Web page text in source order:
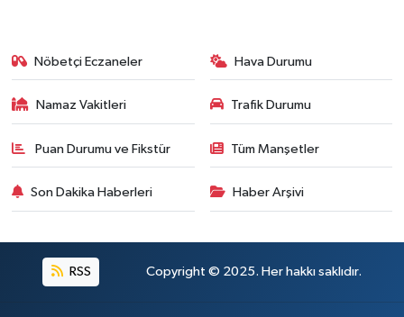
Nöbetçi Eczaneler Hava Durumu
Namaz Vakitleri Trafik Durumu
Puan Durumu ve Fikstür Tüm Manşetler
Son Dakika Haberleri Haber Arşivi
RSS Copyright © 2025. Her hakkı saklıdır.